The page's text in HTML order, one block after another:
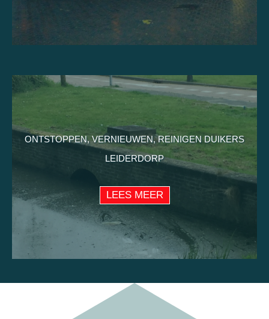
ONTSTOPPEN, VERNIEUWEN, REINIGEN DUIKERS
LEIDERDORP
LEES MEER